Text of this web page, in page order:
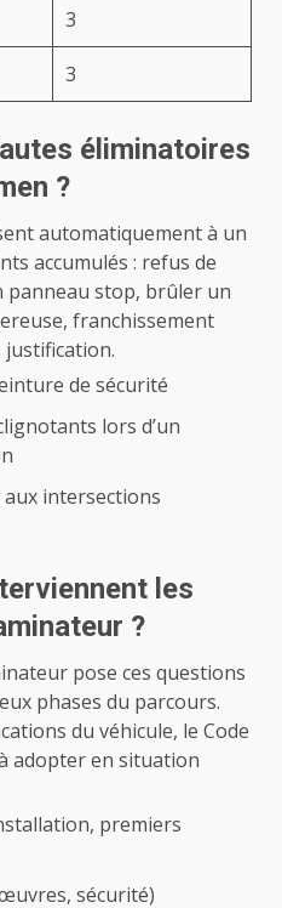
3
3
éliminatoires
?
automatiquement à un
accumulés : refus de
panneau stop, brûler un
franchissement
justification.
de sécurité
lors d’un
intersections
les
?
pose ces questions
phases du parcours.
du véhicule, le Code
adopter en situation
premiers
sécurité)